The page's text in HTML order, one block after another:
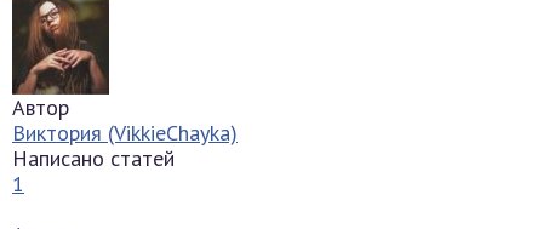
Автор
Виктория (VikkieChayka)
Написано статей
1